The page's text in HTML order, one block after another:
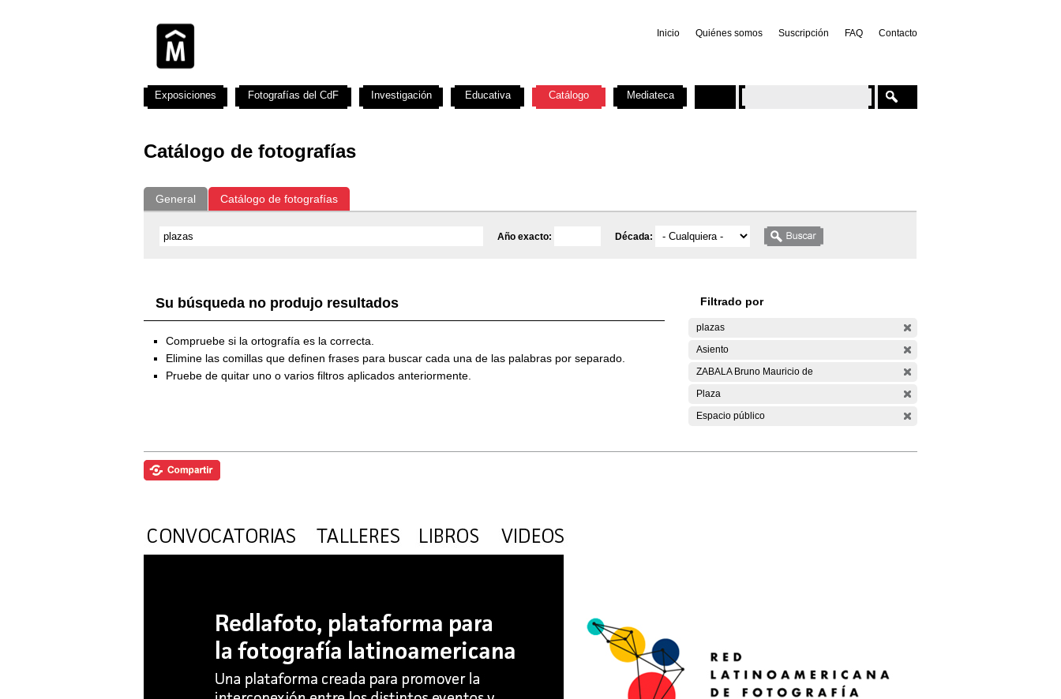
Inicio Quiénes somos Suscripción FAQ Contacto
Catálogo de fotografías
General Catálogo de fotografías
Año exacto: Década:
Su búsqueda no produjo resultados
Compruebe si la ortografía es la correcta.
Elimine las comillas que definen frases para buscar cada una de las palabras por separado.
Pruebe de quitar uno o varios filtros aplicados anteriormente.
Filtrado por
plazas
Asiento
ZABALA Bruno Mauricio de
Plaza
Espacio público
Exposiciones Fotografías del CdF Investigación Educativa Catálogo Mediateca